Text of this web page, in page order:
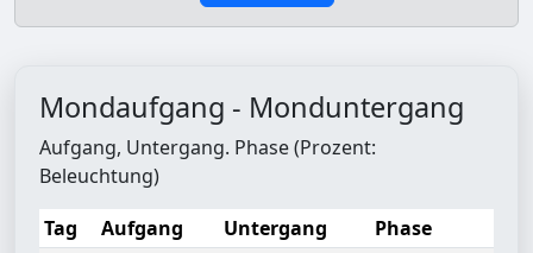
Mondaufgang - Monduntergang
Aufgang, Untergang. Phase (Prozent:
Beleuchtung)
Tag
Aufgang Untergang
Phase